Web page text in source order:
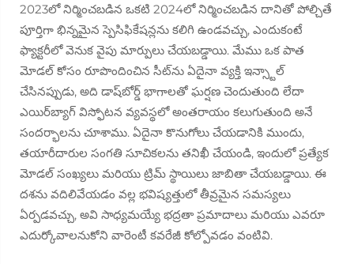
2023లో నిర్మించబడిన ఒకటి 2024లో నిర్మించబడిన దానితో పోల్చితే
పూర్తిగా భిన్నమైన స్పెసిఫికేషన్లను కలిగి ఉండవచ్చు, ఎందుకంటే
ఫ్యాక్టరీలో వెనుక వైపు మార్పులు చేయబడ్డాయి. మేము ఒక పాత
మోడల్ కోసం రూపొందించిన సీట్‌ను ఏదైనా వ్యక్తి ఇన్స్టాల్
చేసినప్పుడు, అది డాష్‌బోర్డ్ భాగాలతో ఘర్షణ చెందుతుంది లేదా
ఎయిర్‌బ్యాగ్ విస్ఫోటన వ్యవస్థలో అంతరాయం కలుగుతుంది అనే
సందర్భాలను చూశాము. ఏదైనా కొనుగోలు చేయడానికి ముందు,
తయారీదారుల సంగతి సూచికలను తనిఖీ చేయండి, ఇందులో ప్రత్యేక
మోడల్ సంఖ్యలు మరియు ట్రిమ్ స్థాయిలు జాబితా చేయబడ్డాయి. ఈ
దశను వదిలివేయడం వల్ల భవిష్యత్తులో తీవ్రమైన సమస్యలు
ఏర్పడవచ్చు, అవి సాధ్యమయ్యే భద్రతా ప్రమాదాలు మరియు ఎవరూ
ఎదుర్కోవాలనుకోని వారెంటీ కవరేజీ కోల్పోవడం వంటివి.